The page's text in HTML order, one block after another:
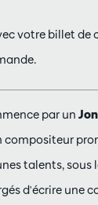
votre billet
par un
talents,
d'écrire une